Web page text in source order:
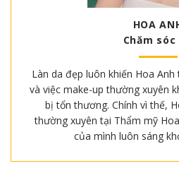
HOA
Chăm sóc
Làn da đẹp luôn khiến Hoa
và việc make-up thường xuyên
bị tổn thương. Chính vì thế,
thường xuyên tại Thẩm mỹ
của mình luôn sáng